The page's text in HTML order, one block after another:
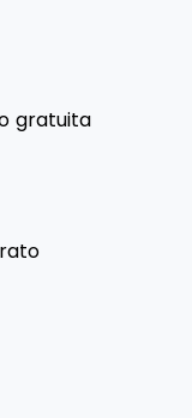
gratuita